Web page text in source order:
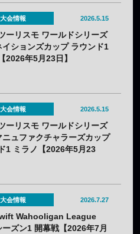
大会情報 2026.5.15
ーリスモ ワールドシリーズ
ションズカップ ラウンド1
2026年5月23日】
大会情報 2026.5.15
ーリスモ ワールドシリーズ
ュファクチャラーズカップ
1 ミラノ【2026年5月23
大会情報 2026.7.27
Wahooligan League
ズン1 開幕戦【2026年7月